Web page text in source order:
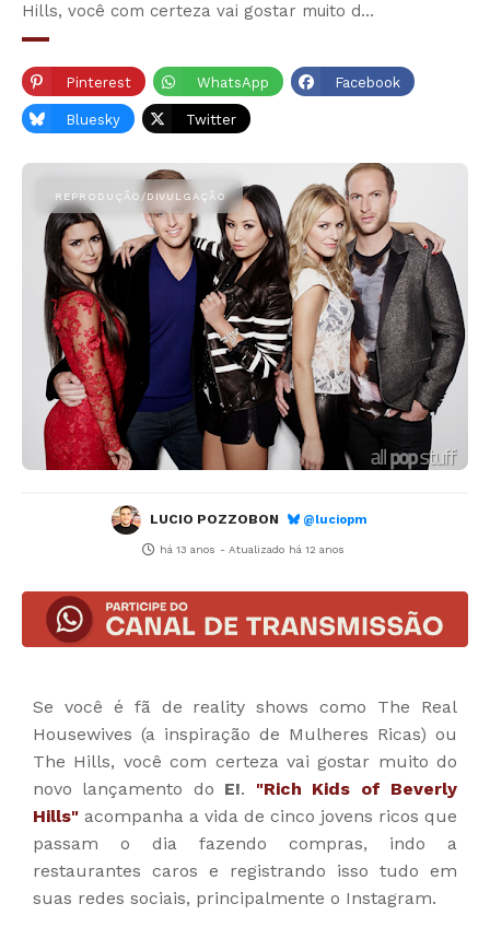
Hills, você com certeza vai gostar muito d…
Pinterest WhatsApp Facebook
Bluesky Twitter
LUCIO POZZOBON @luciopm
há 13 anos - Atualizado há 12 anos
Se você é fã de reality shows como The Real
Housewives (a inspiração de Mulheres Ricas) ou
The Hills, você com certeza vai gostar muito do
novo lançamento do E!. "Rich Kids of Beverly
Hills" acompanha a vida de cinco jovens ricos que
passam o dia fazendo compras, indo a
restaurantes caros e registrando isso tudo em
suas redes sociais, principalmente o Instagram.